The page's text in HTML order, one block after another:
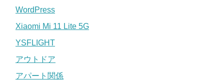
WordPress
Xiaomi Mi 11 Lite 5G
YSFLIGHT
アウトドア
アパート関係